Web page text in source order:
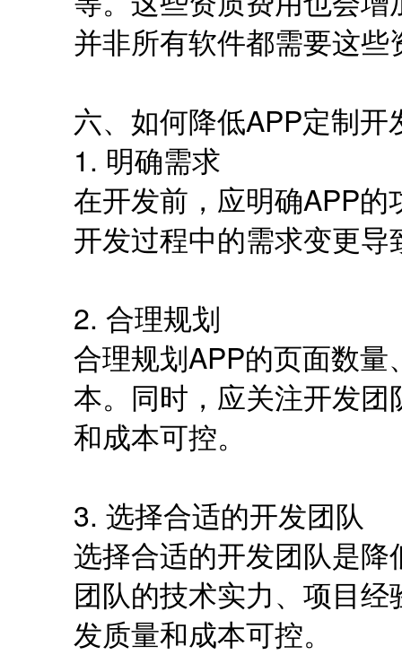
并非所有软件都需要这些
六、如何降低APP定制开
1. 明确需求
在开发前，应明确APP
开发过程中的需求变更导
2. 合理规划
合理规划APP的页面数
本。同时，应关注开发
和成本可控。
3. 选择合适的开发团队
选择合适的开发团队是
团队的技术实力、项目
发质量和成本可控。